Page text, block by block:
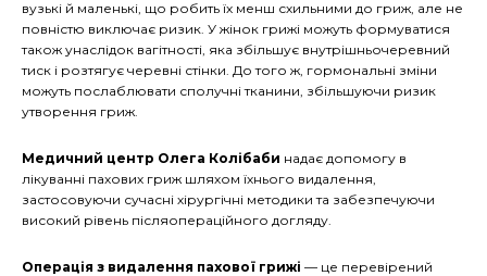
вузькі й маленькі, що робить їх менш схильними до гриж, але не
повністю виключає ризик. У жінок грижі можуть формуватися
також унаслідок вагітності, яка збільшує внутрішньочеревний
тиск і розтягує черевні стінки. До того ж, гормональні зміни
можуть послаблювати сполучні тканини, збільшуючи ризик
утворення гриж.
Медичний центр Олега Колібаби надає допомогу в
лікуванні пахових гриж шляхом їхнього видалення,
застосовуючи сучасні хірургічні методики та забезпечуючи
високий рівень післяопераційного догляду.
Операція з видалення пахової грижі — це перевірений